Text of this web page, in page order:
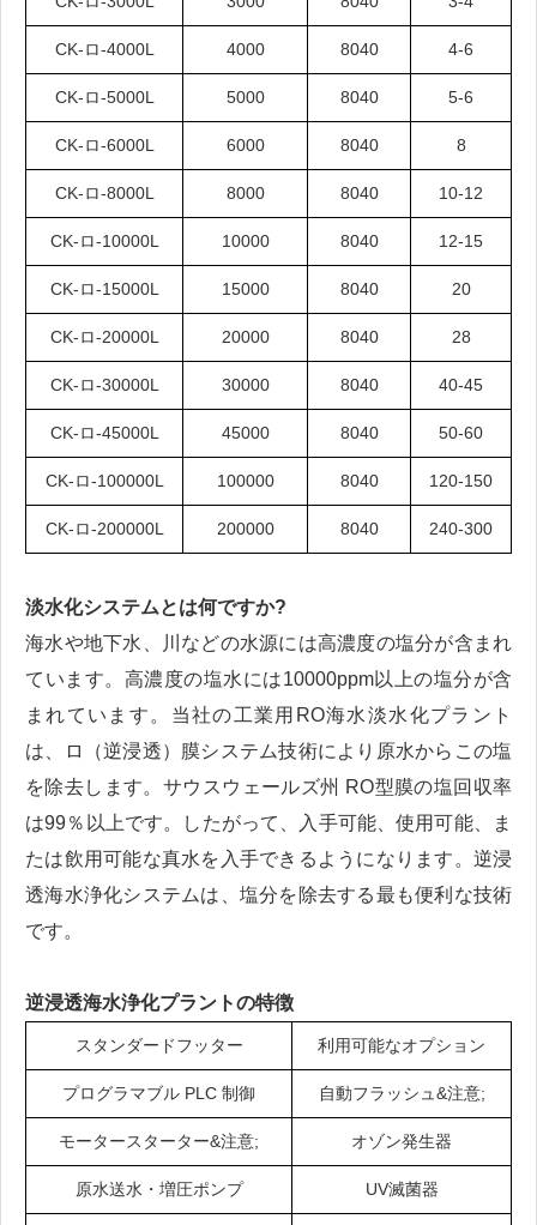
CK-ロ-4000L 4000 8040 4-6
CK-ロ-5000L 5000 8040 5-6
CK-ロ-6000L 6000 8040 8
CK-ロ-8000L 8000 8040 10-12
CK-ロ-10000L 10000 8040 12-15
CK-ロ-15000L 15000 8040 20
CK-ロ-20000L 20000 8040 28
CK-ロ-30000L 30000 8040 40-45
CK-ロ-45000L 45000 8040 50-60
CK-ロ-100000L 100000 8040 120-150
CK-ロ-200000L 200000 8040 240-300
淡水化システムとは何ですか?
海水や地下水、川などの水源には高濃度の塩分が含まれ
ています。高濃度の塩水には10000ppm以上の塩分が含
まれています。当社の工業用RO海水淡水化プラント
は、ロ（逆浸透）膜システム技術により原水からこの塩
を除去します。サウスウェールズ州 RO型膜の塩回収率
は99％以上です。したがって、入手可能、使用可能、ま
たは飲用可能な真水を入手できるようになります。逆浸
透海水浄化システムは、塩分を除去する最も便利な技術
です。
逆浸透海水浄化プラントの特徴
スタンダードフッター 利用可能なオプション
プログラマブル PLC 制御 自動フラッシュ&注意;
モータースターター&注意; オゾン発生器
原水送水・増圧ポンプ UV滅菌器